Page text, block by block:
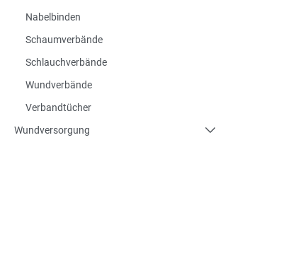
Nabelbinden
Schaumverbände
Schlauchverbände
Wundverbände
Verbandtücher
Wundversorgung